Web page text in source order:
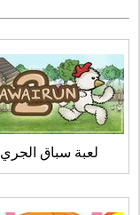
لعبة سباق الجري